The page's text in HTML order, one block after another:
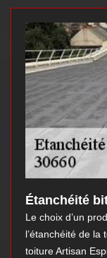
Étanchéité
Le choix d’un
l’étanchéité de la
toiture Artisan